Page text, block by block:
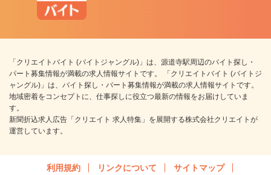
「クリエイトバイト (バイトジャングル)」は、源道寺駅周辺のバイト探し・
パート募集情報が満載の求人情報サイトです。 「クリエイトバイト (バイトジ
ャングル)」は、バイト探し・パート募集情報が満載の求人情報サイトです。
地域密着をコンセプトに、仕事探しに役立つ最新の情報をお届けしていま
す。
新聞折込求人広告「クリエイト 求人特集」を展開する株式会社クリエイトが
運営しています。
利用規約 リンクについて サイトマップ